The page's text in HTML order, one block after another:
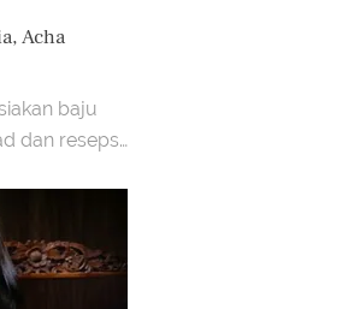
Acha
baju
dan resepsi